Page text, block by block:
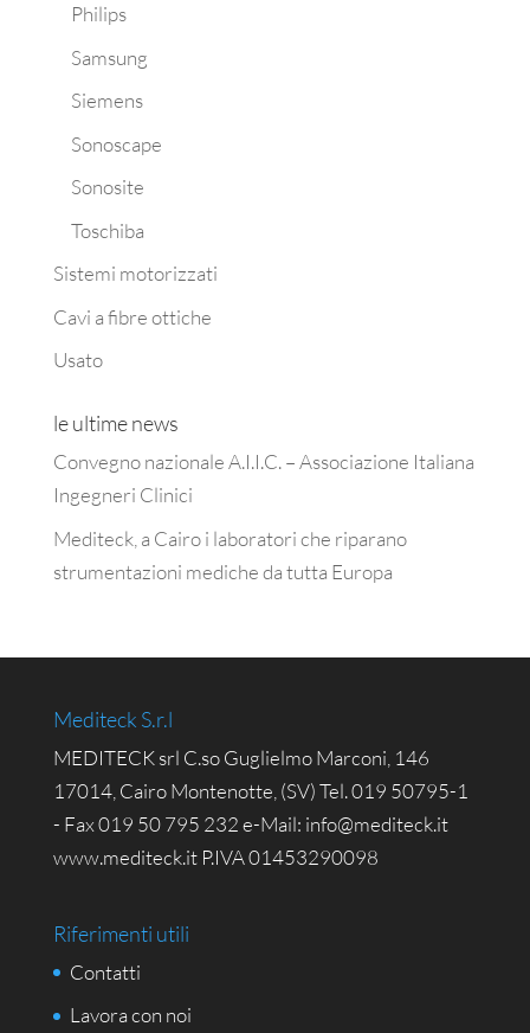
Philips
Samsung
Siemens
Sonoscape
Sonosite
Toschiba
Sistemi motorizzati
Cavi a fibre ottiche
Usato
le ultime news
Convegno nazionale A.I.I.C. – Associazione Italiana
Ingegneri Clinici
Mediteck, a Cairo i laboratori che riparano
strumentazioni mediche da tutta Europa
Mediteck S.r.l
MEDITECK srl C.so Guglielmo Marconi, 146
17014, Cairo Montenotte, (SV) Tel. 019 50795-1
- Fax 019 50 795 232 e-Mail: info@mediteck.it
www.mediteck.it P.IVA 01453290098
Riferimenti utili
Contatti
Lavora con noi